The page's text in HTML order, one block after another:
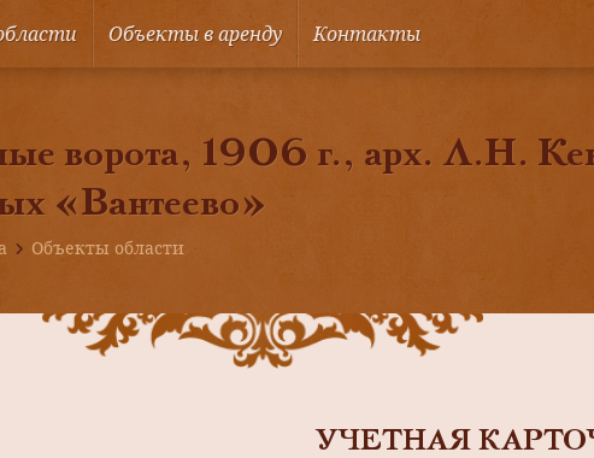
Объекты в аренду Контакты
ворота, 1906 г., арх. Л.Н.
«Вантеево»
Объекты области
УЧЕТНАЯ